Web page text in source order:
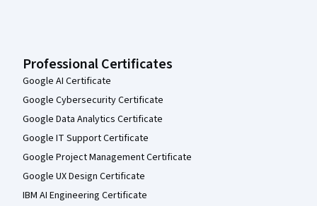
Professional Certificates
Google AI Certificate
Google Cybersecurity Certificate
Google Data Analytics Certificate
Google IT Support Certificate
Google Project Management Certificate
Google UX Design Certificate
IBM AI Engineering Certificate